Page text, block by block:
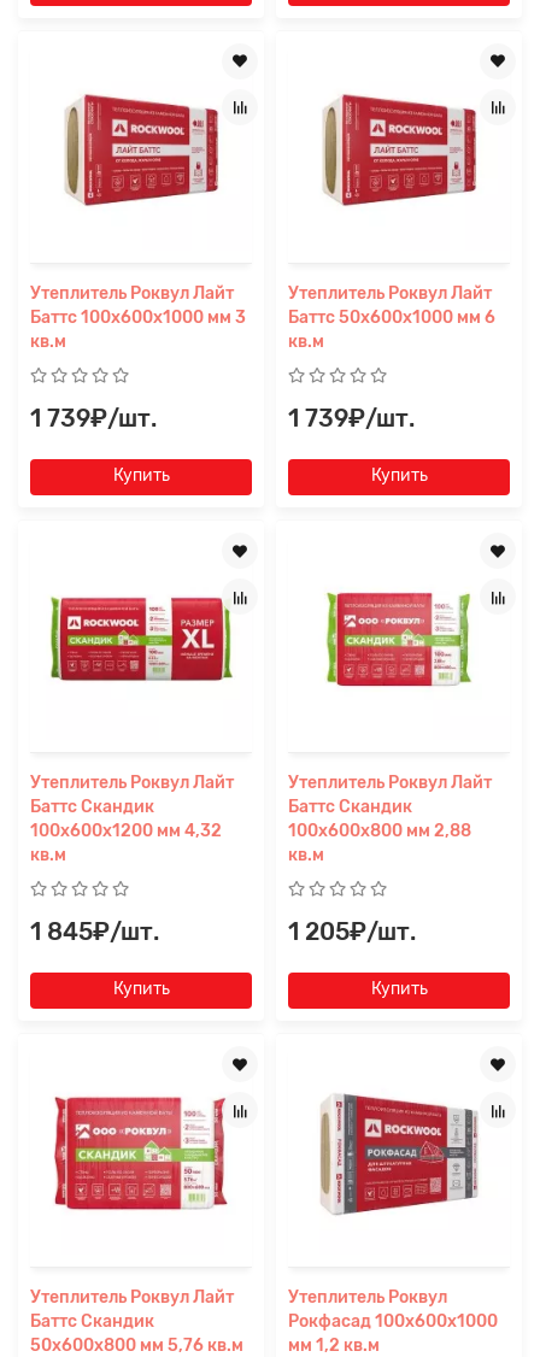
Утеплитель Роквул Лайт
Баттс 100х600х1000 мм 3
кв.м
1 739₽/шт.
Купить
Утеплитель Роквул Лайт
Баттс 50х600х1000 мм 6
кв.м
1 739₽/шт.
Купить
Утеплитель Роквул Лайт
Баттс Скандик
100х600х1200 мм 4,32
кв.м
1 845₽/шт.
Купить
Утеплитель Роквул Лайт
Баттс Скандик
100х600х800 мм 2,88
кв.м
1 205₽/шт.
Купить
Утеплитель Роквул Лайт
Баттс Скандик
50х600х800 мм 5,76 кв.м
Утеплитель Роквул
Рокфасад 100х600х1000
мм 1,2 кв.м